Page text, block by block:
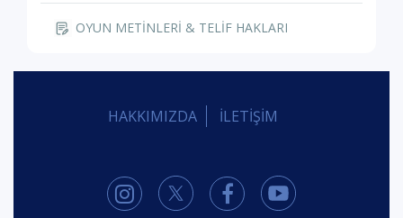
OYUN METİNLERİ & TELİF HAKLARI
HAKKIMIZDA İLETİŞİM